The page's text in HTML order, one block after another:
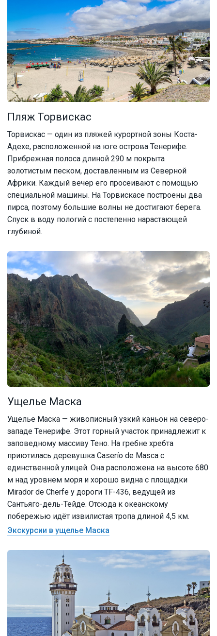
Пляж Торвискас
Торвискас — один из пляжей курортной зоны Коста-
Адехе, расположенной на юге острова Тенерифе.
Прибрежная полоса длиной 290 м покрыта
золотистым песком, доставленным из Северной
Африки. Каждый вечер его просеивают с помощью
специальной машины. На Торвискасе построены два
пирса, поэтому большие волны не достигают берега.
Спуск в воду пологий с постепенно нарастающей
глубиной.
Ущелье Маска
Ущелье Маска — живописный узкий каньон на северо-
западе Тенерифе. Этот горный участок принадлежит к
заповедному массиву Тено. На гребне хребта
приютилась деревушка Caserío de Masca с
единственной улицей. Она расположена на высоте 680
м над уровнем моря и хорошо видна с площадки
Mirador de Cherfe у дороги TF-436, ведущей из
Сантьяго-дель-Тейде. Отсюда к океанскому
побережью идёт извилистая тропа длиной 4,5 км.
Экскурсии в ущелье Маска